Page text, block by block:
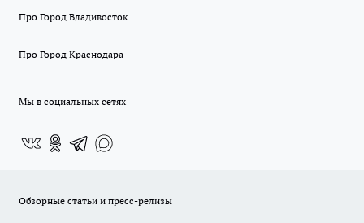
Про Город Владивосток
Про Город Краснодара
Мы в социальных сетях
Обзорные статьи и пресс-релизы